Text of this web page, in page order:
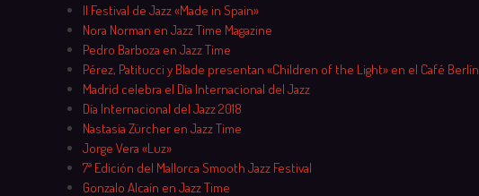
II Festival de Jazz «Made in Spain»
Nora Norman en Jazz Time Magazine
Pedro Barboza en Jazz Time
Pérez, Patitucci y Blade presentan «Children of the Light» en el Café Berlín
Madrid celebra el Día Internacional del Jazz
Día Internacional del Jazz 2018
Nastasia Zürcher en Jazz Time
Jorge Vera «Luz»
7ª Edición del Mallorca Smooth Jazz Festival
Gonzalo Alcaín en Jazz Time